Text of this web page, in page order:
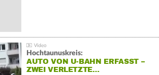
Hochtaunuskreis:
AUTO VON U-BAHN ERFASST –
ZWEI VERLETZTE…